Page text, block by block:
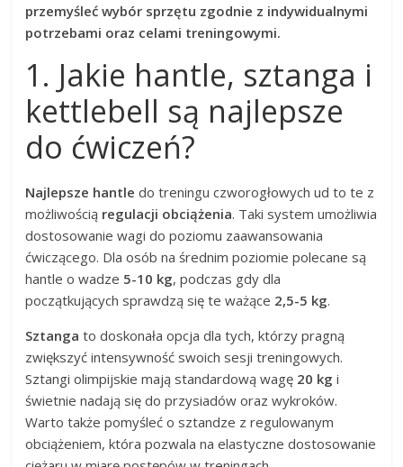
przemyśleć wybór sprzętu zgodnie z indywidualnymi
potrzebami oraz celami treningowymi.
1. Jakie hantle, sztanga i
kettlebell są najlepsze
do ćwiczeń?
Najlepsze hantle do treningu czworogłowych ud to te z
możliwością regulacji obciążenia. Taki system umożliwia
dostosowanie wagi do poziomu zaawansowania
ćwiczącego. Dla osób na średnim poziomie polecane są
hantle o wadze 5-10 kg, podczas gdy dla
początkujących sprawdzą się te ważące 2,5-5 kg.
Sztanga to doskonała opcja dla tych, którzy pragną
zwiększyć intensywność swoich sesji treningowych.
Sztangi olimpijskie mają standardową wagę 20 kg i
świetnie nadają się do przysiadów oraz wykroków.
Warto także pomyśleć o sztandze z regulowanym
obciążeniem, która pozwala na elastyczne dostosowanie